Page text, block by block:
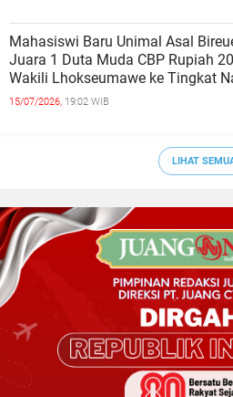
Mahasiswi Baru Unimal Asal
Juara 1 Duta Muda CBP Rupiah
Wakili Lhokseumawe ke Tingkat
15/07/2026, 19:02 WIB
LIHAT